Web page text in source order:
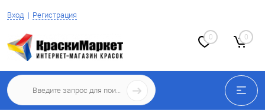
Вход Регистрация
0 0